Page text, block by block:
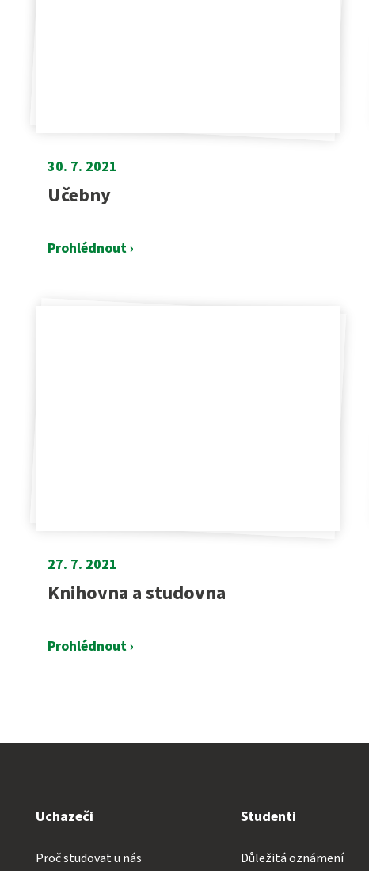
30. 7. 2021
Učebny
Prohlédnout ›
27. 7. 2021
Knihovna a studovna
Prohlédnout ›
Uchazeči
Proč studovat u nás
Studenti
Důležitá oznámení